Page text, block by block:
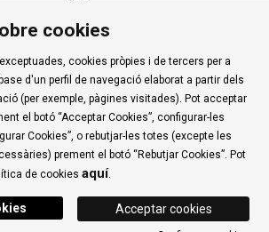
Genèrica | Alta Tercers
|
Política de privadesa | Avís Legal
|
d'ús Roca Umbert
a instagram
Link a youtubeLink a twitter
Link
cookies
cookies pròpies i de tercers per a
d'un perfil de navegació elaborat a partir dels
(per exemple, pàgines visitades). Pot acceptar
el botó “Acceptar Cookies”, configurar-les
Cookies”, o rebutjar-les totes (excepte les
prement el botó “Rebutjar Cookies”. Pot
de cookies aquí.
Acceptar cookies